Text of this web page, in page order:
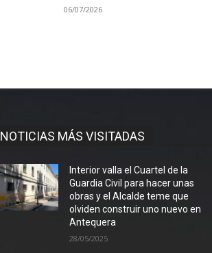
06/07/2026
NOTICIAS MÁS VISITADAS
Interior valla el Cuartel de la
Guardia Civil para hacer unas
obras y el Alcalde teme que
olviden construir uno nuevo en
Antequera
28/05/2025